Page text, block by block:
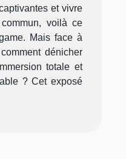
et vivre
voilà ce
Mais face à
dénicher
totale et
? Cet exposé